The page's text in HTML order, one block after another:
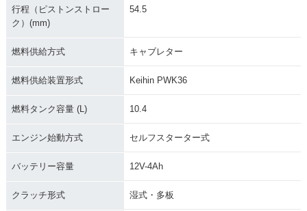
行程（ピストンストロー
ク）(mm)
54.5
燃料供給方式 キャブレター
燃料供給装置形式 Keihin PWK36
燃料タンク容量 (L) 10.4
エンジン始動方式 セルフスターター式
バッテリー容量 12V-4Ah
クラッチ形式 湿式・多板